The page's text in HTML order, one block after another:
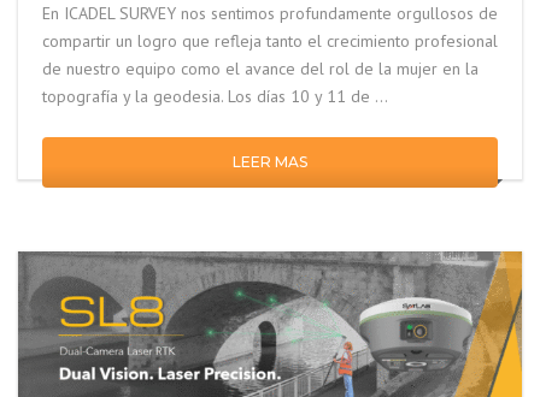
En ICADEL SURVEY nos sentimos profundamente orgullosos de
compartir un logro que refleja tanto el crecimiento profesional
de nuestro equipo como el avance del rol de la mujer en la
topografía y la geodesia. Los días 10 y 11 de …
LEER MAS